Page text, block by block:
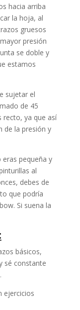
hacia arriba
la hoja, al
gruesos
presión
se doble y
estamos
sujetar el
de 45
recto, ya que así
de la presión y
eras pequeña y
al
debes de
que podría
Si suena la
básicos,
sé constante
ejercicios